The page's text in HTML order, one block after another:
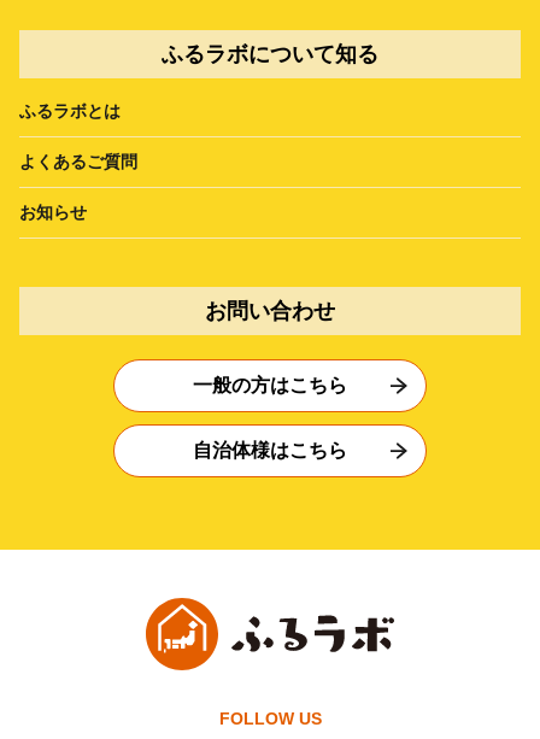
ふるラボについて知る
ふるラボとは
よくあるご質問
お知らせ
お問い合わせ
一般の方はこちら
自治体様はこちら
FOLLOW US